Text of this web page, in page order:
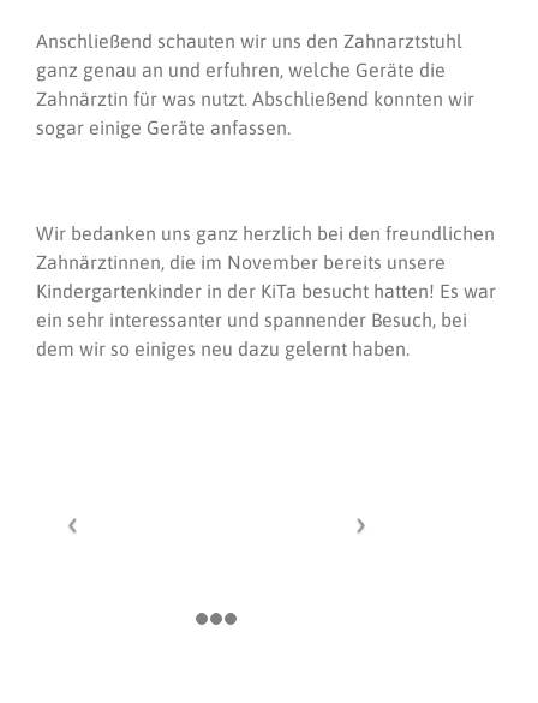
Anschließend schauten wir uns den Zahnarztstuhl
ganz genau an und erfuhren, welche Geräte die
Zahnärztin für was nutzt. Abschließend konnten wir
sogar einige Geräte anfassen.
Wir bedanken uns ganz herzlich bei den freundlichen
Zahnärztinnen, die im November bereits unsere
Kindergartenkinder in der KiTa besucht hatten! Es war
ein sehr interessanter und spannender Besuch, bei
dem wir so einiges neu dazu gelernt haben.